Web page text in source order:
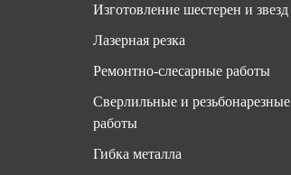
Изготовление шестерен и звезд
Лазерная резка
Ремонтно-слесарные работы
Сверлильные и резьбонарезные
работы
Гибка металла